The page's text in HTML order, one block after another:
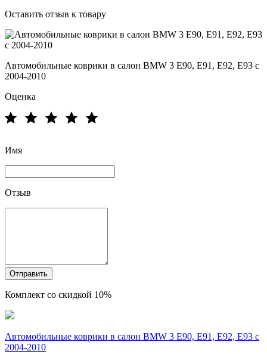
Оставить отзыв к товару
Автомобильные коврики в салон BMW 3 Е90, Е91, Е92, Е93 c
2004-2010
Оценка
Имя
Отзыв
Отправить
Комплект со скидкой 10%
Автомобильные коврики в салон BMW 3 Е90, Е91, Е92, Е93 c
2004-2010